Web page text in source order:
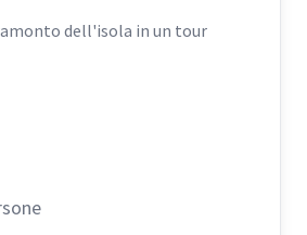
dell'isola in un tour